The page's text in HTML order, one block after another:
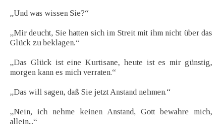
„Und was wissen Sie?“
„Mir deucht, Sie hatten sich im Streit mit ihm nicht über das
Glück zu beklagen.“
„Das Glück ist eine Kurtisane, heute ist es mir günstig,
morgen kann es mich verraten.“
„Das will sagen, daß Sie jetzt Anstand nehmen.“
„Nein, ich nehme keinen Anstand, Gott bewahre mich,
allein...“